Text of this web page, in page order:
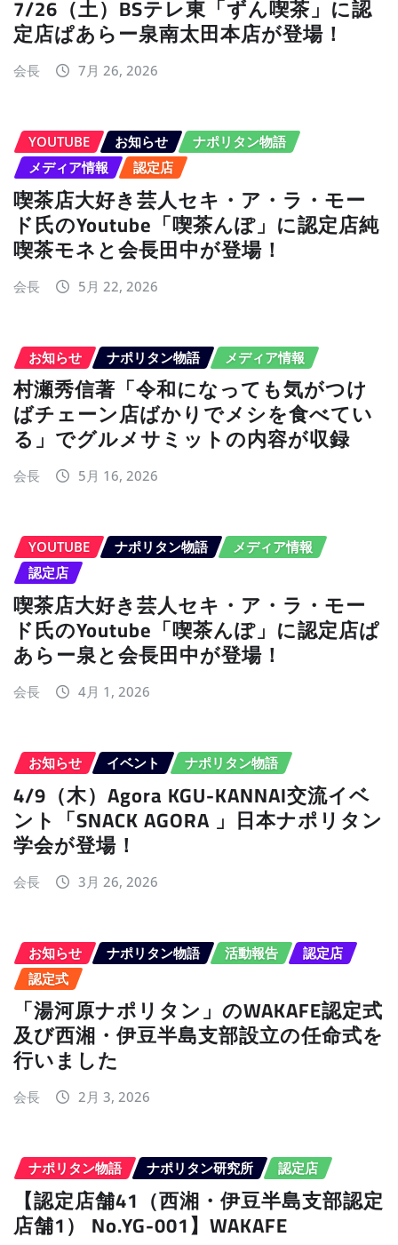
7/26（土）BSテレ東「ずん喫茶」に認
定店ぱあらー泉南太田本店が登場！
会長 7月 26, 2026
YOUTUBE お知らせ
ナポリタン物語
メディア情報
認定店
喫茶店大好き芸人セキ・ア・ラ・モー
ド氏のYoutube「喫茶んぽ」に認定店純
喫茶モネと会長田中が登場！
会長 5月 22, 2026
お知らせ ナポリタン物語 メディア情報
村瀬秀信著「令和になっても気がつけ
ばチェーン店ばかりでメシを食べてい
る」でグルメサミットの内容が収録
会長 5月 16, 2026
YOUTUBE ナポリタン物語
メディア情報
認定店
喫茶店大好き芸人セキ・ア・ラ・モー
ド氏のYoutube「喫茶んぽ」に認定店ぱ
あらー泉と会長田中が登場！
会長 4月 1, 2026
お知らせ イベント ナポリタン物語
4/9（木）Agora KGU-KANNAI交流イベ
ント「SNACK AGORA 」日本ナポリタン
学会が登場！
会長 3月 26, 2026
お知らせ ナポリタン物語 活動報告
認定店
認定式
「湯河原ナポリタン」のWAKAFE認定式
及び西湘・伊豆半島支部設立の任命式を
行いました
会長 2月 3, 2026
ナポリタン物語 ナポリタン研究所 認定店
【認定店舗41（西湘・伊豆半島支部認定
店舗1） No.YG-001】WAKAFE